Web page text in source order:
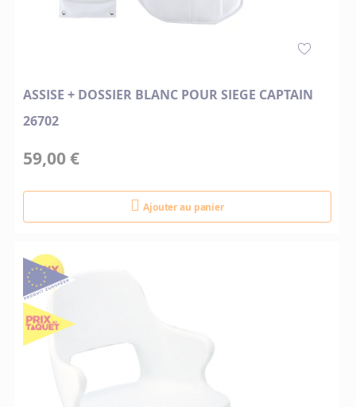
ASSISE + DOSSIER BLANC POUR SIEGE CAPTAIN
26702
59,00 €
Ajouter au panier